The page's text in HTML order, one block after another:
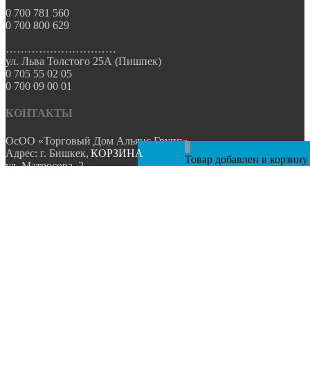
КОРЗИНА
Товар добавлен в корзину
0 700 781 560
0 700 800 629
…………………………
ул. Льва Толстого 25А (Пишпек)
0 705 55 02 05
0 700 09 00 01
КОНТАКТЫ
ОсОО «Торговый Дом Альянс Групп»
Адрес: г. Бишкек,
ул. Матросова, 2